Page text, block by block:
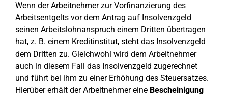
Wenn der Arbeitnehmer zur Vorfinanzierung des
Arbeitsentgelts vor dem Antrag auf Insolvenzgeld
seinen Arbeitslohnanspruch einem Dritten übertragen
hat, z. B. einem Kreditinstitut, steht das Insolvenzgeld
dem Dritten zu. Gleichwohl wird dem Arbeitnehmer
auch in diesem Fall das Insolvenzgeld zugerechnet
und führt bei ihm zu einer Erhöhung des Steuersatzes.
Hierüber erhält der Arbeitnehmer eine Bescheinigung